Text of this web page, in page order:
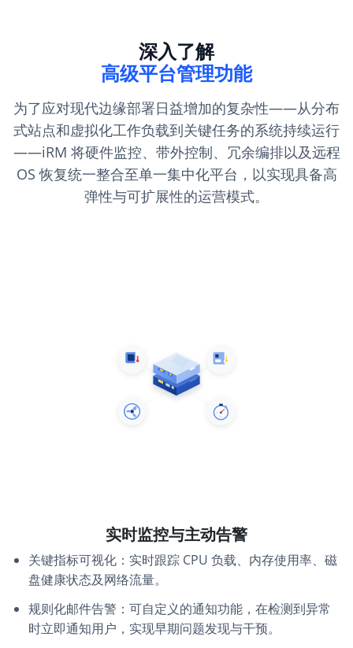
深入了解
高级平台管理功能
为了应对现代边缘部署日益增加的复杂性——从分布
式站点和虚拟化工作负载到关键任务的系统持续运行
——iRM 将硬件监控、带外控制、冗余编排以及远程
OS 恢复统一整合至单一集中化平台，以实现具备高
弹性与可扩展性的运营模式。
实时监控与主动告警
关键指标可视化：实时跟踪 CPU 负载、内存使用率、磁
盘健康状态及网络流量。
规则化邮件告警：可自定义的通知功能，在检测到异常
时立即通知用户，实现早期问题发现与干预。